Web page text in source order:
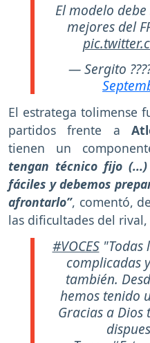
El modelo
mejores del
— Sergito
El estratega tolimense
partidos frente a
tienen un
tengan técnico fijo
fáciles y debemos
afrontarlo”, comentó,
las dificultades del
#VOCES"Todas
complicadas
también.
hemos tenido
Gracias a